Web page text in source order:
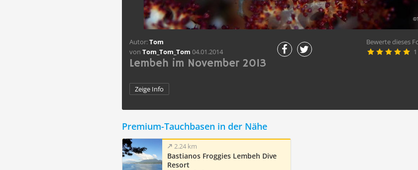
Autor:Tom
von Tom_Tom_Tom 04.01.2014
Bewerte dieses
    
Lembeh im November 2013
Zeige Info
Premium-Tauchbasen in der Nähe
2.24 km
Bastianos Froggies Lembeh Dive
Resort